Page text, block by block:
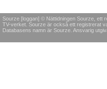
Sourze [loggan] © Nättidningen Sourze, ett
TV-verket. Sourze är också ett registrerat
Databasens namn är Sourze. Ansvarig